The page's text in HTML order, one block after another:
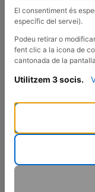
EL DIARI DE
El texto explica
trabajado para
incorporado
dietas. Uno de
El consentiment és
específic del servei).
Podeu retirar o
fent clic a la icona de
cantonada de la
Utilitzem 3 socis.